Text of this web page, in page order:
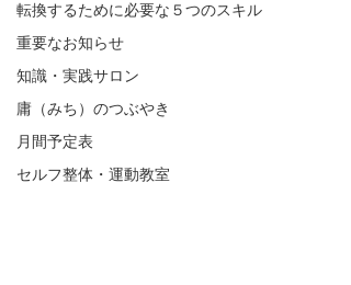
転換するために必要な５つのスキル
重要なお知らせ
知識・実践サロン
庸（みち）のつぶやき
月間予定表
セルフ整体・運動教室